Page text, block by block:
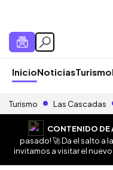
InicioNoticiasTurismo
Turismo Las Cascadas
CONTENIDO DE
pasado! 🚀 Da el salto a
invitamos a visitar el